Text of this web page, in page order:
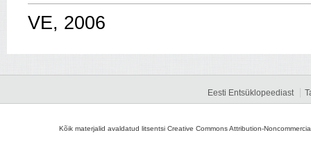
VE, 2006
Eesti Entsüklopeediast
Kõik materjalid avaldatud litsentsi Creative Commons Attribution-